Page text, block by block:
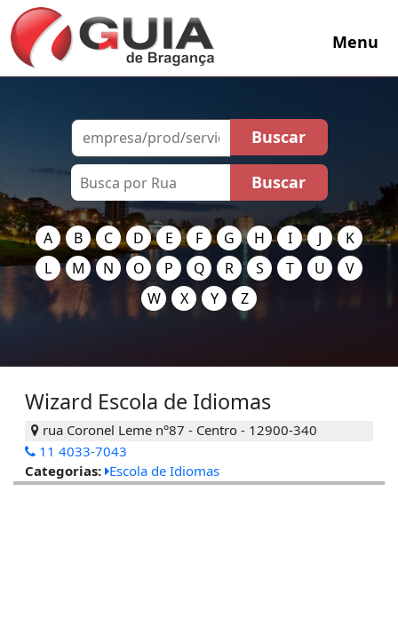
Menu
A B C D E F G H I J
K
L
M N O P Q R S T U
V
W
X Y Z
Wizard Escola de Idiomas
rua Coronel Leme n°87 - Centro - 12900-340
11 4033-7043
Categorias: Escola de Idiomas